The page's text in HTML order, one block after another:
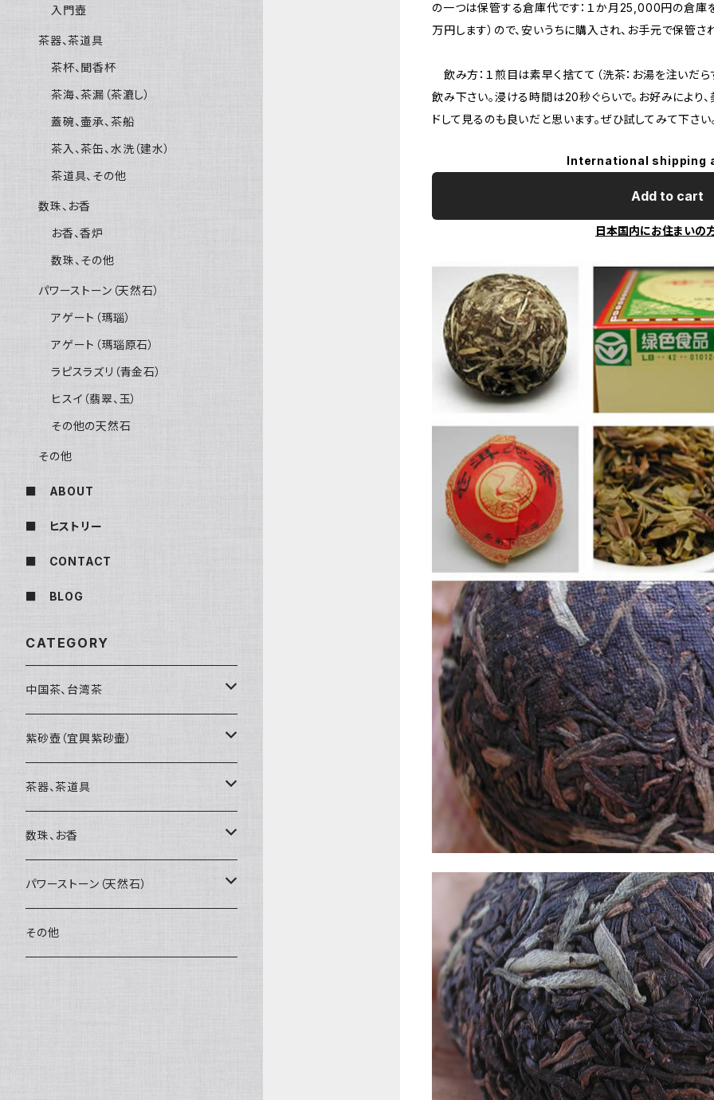
の一つは保管する倉庫代です：１か月25,000円の倉
万円します）ので、安いうちに購入され、お手元で保管さ
飲み方：１煎目は素早く捨てて（洗茶：お湯を注いだ
飲み下さい。浸ける時間は20秒ぐらいで。お好みにより
ドして見るのも良いだと思います。ぜひ試してみて下さい
International shipping
Add to cart
日本国内にお住まいの
入門壺
茶器、茶道具
茶杯、聞香杯
茶海、茶漏（茶漉し）
蓋碗、壷承、茶船
茶入、茶缶、水洗（建水）
茶道具、その他
数珠、お香
お香、香炉
数珠、その他
パワーストーン（天然石）
アゲート（瑪瑙）
アゲート（瑪瑙原石）
ラピスラズリ（青金石）
ヒスイ（翡翠、玉）
その他の天然石
その他
■ ABOUT
■ ヒストリー
■ CONTACT
■ BLOG
CATEGORY
中国茶、台湾茶
烏龍茶（ウーロン茶）
黒茶（緊圧茶、普洱茶）
紅茶、白茶、緑茶
茶外茶、工藝茶、その他
紫砂壺（宜興紫砂壷）
大師、名人、高工の作品
周菊英（高級工藝美術師）
高級工藝美術師の作品
王柯鈞（高級工藝美術師）
茶器、茶道具
茶杯、聞香杯
茶海、茶漏（茶漉し）
蓋碗、壷承、茶船
数珠、お香
お香、香炉
数珠、その他
パワーストーン（天然石）
アゲート（瑪瑙）
その他